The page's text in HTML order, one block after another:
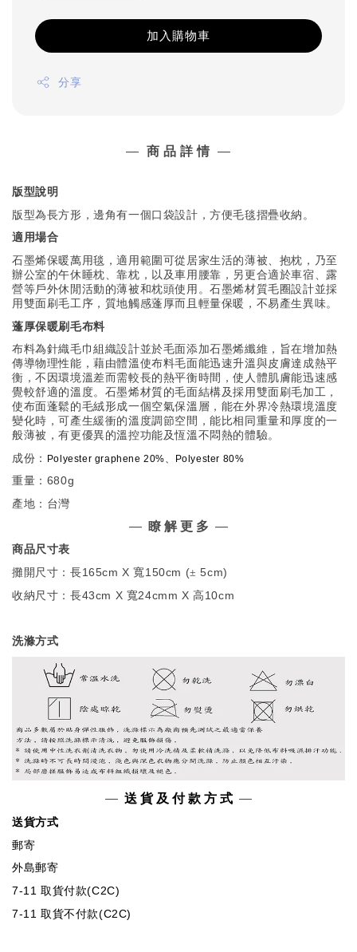
加入購物車
分享
— 商 品 詳 情 —
版型說明
版型為長方形，邊角有一個口袋設計，方便毛毯摺疊收納。
適用場合
石墨烯保暖萬用毯，適用範圍可從居家生活的薄被、抱枕，乃至
辦公室的午休睡枕、靠枕，以及車用腰靠，另更合適於車宿、露
營等戶外休閒活動的薄被和枕頭使用。石墨烯材質毛圈設計並採
用雙面刷毛工序， 質地觸感蓬厚而且 輕量保暖 ，不易產生異味。
蓬厚保暖刷毛布料
布料為針織毛巾組織設計並於毛面添加石墨烯纖維，旨在增加熱
傳導物理性能，藉由體溫使布料毛面能迅速升溫與皮膚達成熱平
衡，不因環境溫差而需較長的熱平衡時間，使人體肌膚能迅速感
覺較舒適的溫度。石墨烯材質的毛面結構及採用雙面刷毛加工，
使布面蓬鬆的毛絨形成一個空氣保溫層，能在外界冷熱環境溫度
變化時，可產生緩衝的溫度調節空間，能比相同重量和厚度的一
般薄被，有更優異的溫控功能及恆溫不悶熱的體驗。
成份： Polyester graphene 20%、 Polyester 80%
重量：680g
產地：台灣
— 瞭 解 更 多 —
商品尺寸表
攤開尺寸 ：長165cm X 寬150cm (± 5cm)
收納尺寸 ：長43cm X 寬24cmm X 高10cm
洗滌方式
— 送 貨 及 付 款 方 式 —
送貨方式
郵寄
外島郵寄
7-11 取貨付款(C2C)
7-11 取貨不付款(C2C)